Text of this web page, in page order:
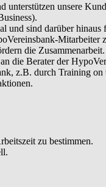
unsere
und sind darüber
die Zusammenarbeit.
die Berater der
z.B. durch Training
zu bestimmen.